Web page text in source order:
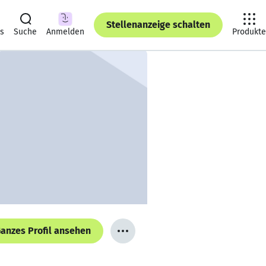
Suche Anmelden
Stellenanzeige schalten
Produkte
Profil ansehen